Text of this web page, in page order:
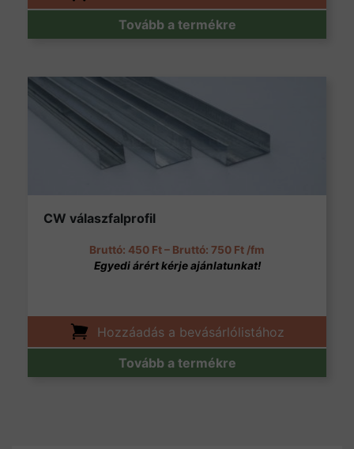
Tovább a termékre
CW válaszfalprofil
450 Ft– 750 FtÁrtartomány: 450 Ft
/fm
Hozzáadás a bevásárlólistához
Tovább a termékre